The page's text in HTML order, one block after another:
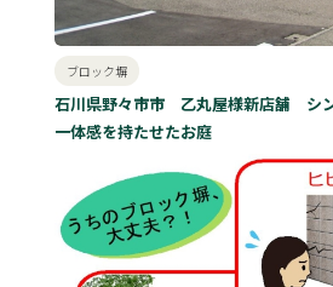
ブロック塀
石川県野々市市 乙丸屋様新店舗 シ
一体感を持たせたお庭